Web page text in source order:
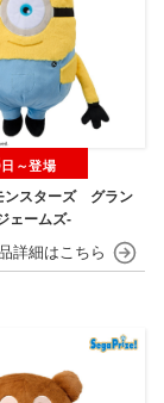
ンスターズ グラン
ェームズ‐
日～登場